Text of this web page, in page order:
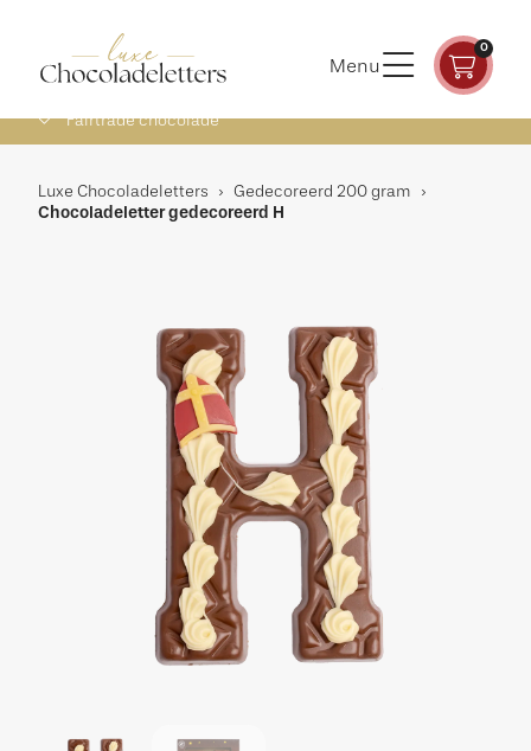
Menu
0
Fairtrade chocolade
Luxe Chocoladeletters › Gedecoreerd 200 gram ›
Chocoladeletter gedecoreerd H